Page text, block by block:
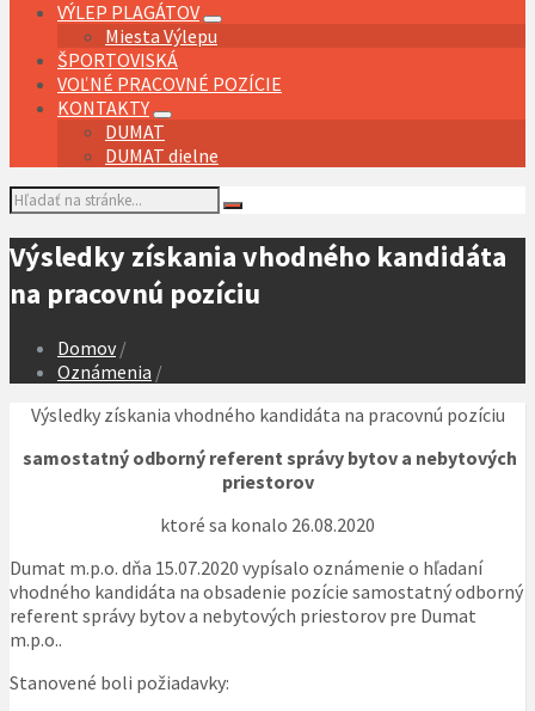
VÝLEP PLAGÁTOV
Miesta Výlepu
ŠPORTOVISKÁ
VOĽNÉ PRACOVNÉ POZÍCIE
KONTAKTY
DUMAT
DUMAT dielne
Vyhľadávanie:
Výsledky získania vhodného kandidáta
na pracovnú pozíciu
Domov /
Oznámenia /
Výsledky získania vhodného kandidáta na pracovnú pozíciu
samostatný odborný referent správy bytov a nebytových
priestorov
ktoré sa konalo 26.08.2020
Dumat m.p.o. dňa 15.07.2020 vypísalo oznámenie o hľadaní
vhodného kandidáta na obsadenie pozície samostatný odborný
referent správy bytov a nebytových priestorov pre Dumat
m.p.o..
Stanovené boli požiadavky: